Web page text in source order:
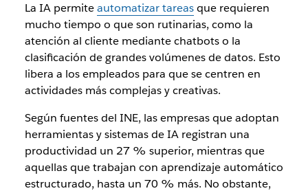
La IA permiteautomatizar tareasque requieren
mucho tiempo o que son rutinarias, como la
atención al cliente mediante chatbots o la
clasificación de grandes volúmenes de datos. Esto
libera a los empleados para que se centren en
actividades más complejas y creativas.
Según fuentes del INE, las empresas que adoptan
herramientas y sistemas de IA registran una
productividad un 27 % superior, mientras que
aquellas que trabajan con aprendizaje automático
estructurado, hasta un 70 % más. No obstante,